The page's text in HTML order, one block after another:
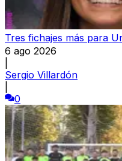
Tres fichajes más para
6 ago 2026
Sergio Villardón
0